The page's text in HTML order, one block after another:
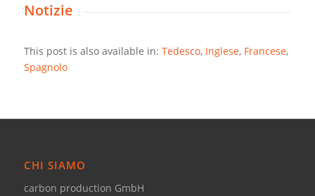
Notizie
This post is also available in: Tedesco Inglese Francese
Spagnolo
CHI SIAMO
carbon production GmbH